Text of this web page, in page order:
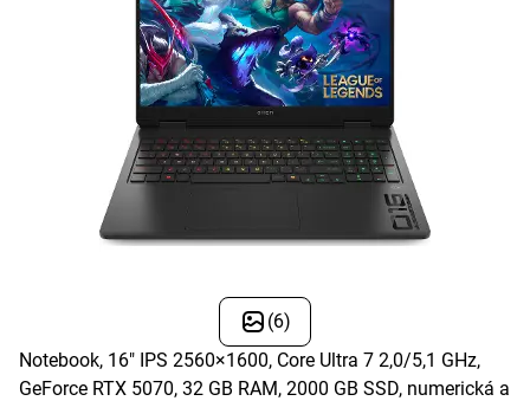
(6)
Notebook, 16" IPS 2560×1600, Core Ultra 7 2,0/5,1 GHz,
GeForce RTX 5070, 32 GB RAM, 2000 GB SSD, numerická a